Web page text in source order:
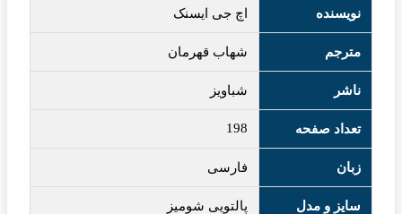
نویسنده اچ جی ایسنک
مترجم شهاب قهرمان
ناشر شباویز
تعداد صفحه 198
زبان فارسی
سایز و مدل پالتویی شومیز